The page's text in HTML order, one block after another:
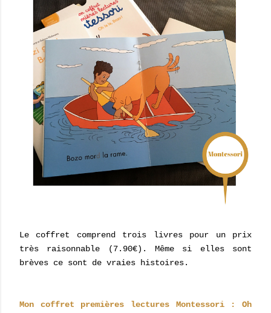
Le coffret comprend trois livres pour un prix
très raisonnable (7.90€). Même si elles sont
brèves ce sont de vraies histoires.
Mon coffret premières lectures Montessori : Oh